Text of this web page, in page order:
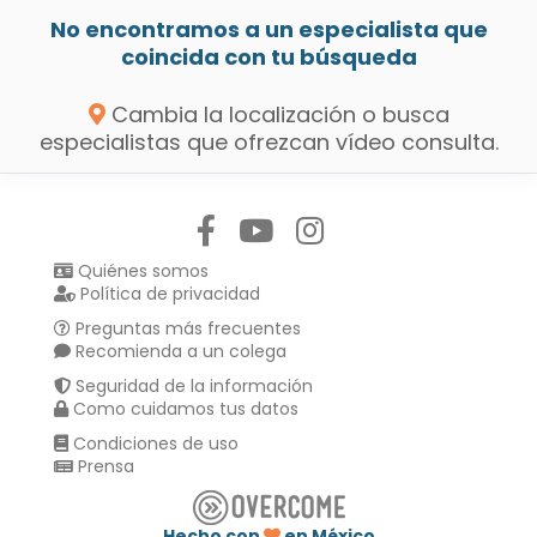
No encontramos a un especialista que
coincida con tu búsqueda
Cambia la localización o busca
especialistas que ofrezcan vídeo consulta.
Quiénes somos
Política de privacidad
Preguntas más frecuentes
Recomienda a un colega
Seguridad de la información
Como cuidamos tus datos
Condiciones de uso
Prensa